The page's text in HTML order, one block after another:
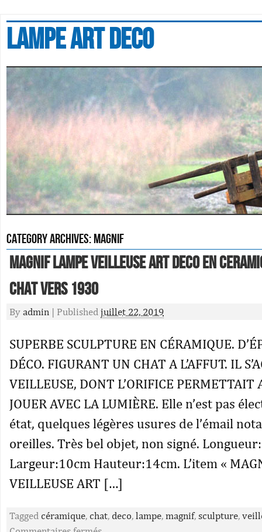
Lampe art deco
Category Archives:magnif
Magnif Lampe Veilleuse Art Deco En
Chat Vers 1930
By admin | Published juillet 22, 2019
SUPERBE SCULPTURE EN CÉRAMIQUE.
DÉCO. FIGURANT UN CHAT A L’AFFUT. IL
VEILLEUSE, DONT L’ORIFICE PERMETTAIT
JOUER AVEC LA LUMIÈRE. Elle n’est pas
état, quelques légères usures de l’émail
oreilles. Très bel objet, non signé.
Largeur:10cm Hauteur:14cm. L’item «
VEILLEUSE ART […]
Tagged céramique, chat, deco, lampe, magnif, sculpture,